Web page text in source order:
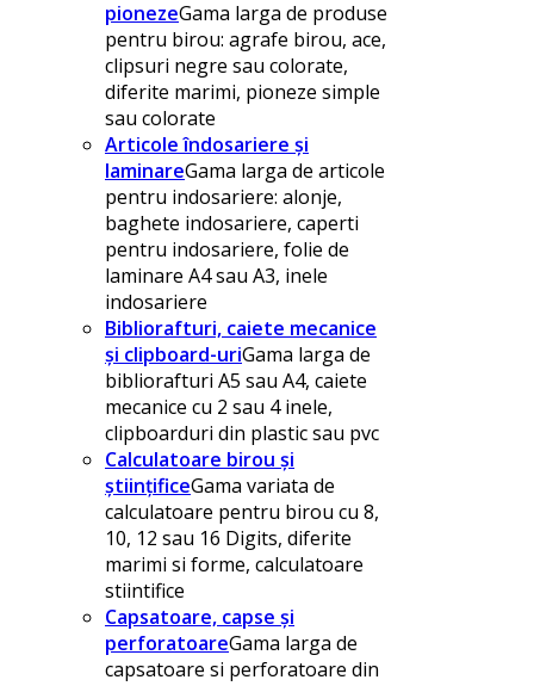
pionezeGama larga de produse
pentru birou: agrafe birou, ace,
clipsuri negre sau colorate,
diferite marimi, pioneze simple
sau colorate
Articole îndosariere și
laminareGama larga de articole
pentru indosariere: alonje,
baghete indosariere, caperti
pentru indosariere, folie de
laminare A4 sau A3, inele
indosariere
Bibliorafturi, caiete mecanice
și clipboard-uriGama larga de
bibliorafturi A5 sau A4, caiete
mecanice cu 2 sau 4 inele,
clipboarduri din plastic sau pvc
Calculatoare birou și
științificeGama variata de
calculatoare pentru birou cu 8,
10, 12 sau 16 Digits, diferite
marimi si forme, calculatoare
stiintifice
Capsatoare, capse și
perforatoareGama larga de
capsatoare si perforatoare din